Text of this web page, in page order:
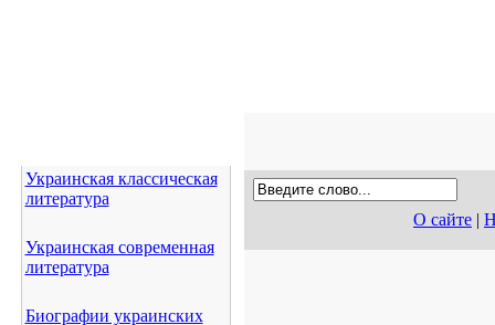
Украинская классическая
литература
Украинская современная
литература
Биографии украинских
О сайте |